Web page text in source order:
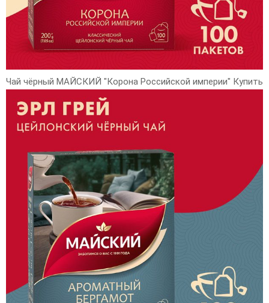
Чай чёрный МАЙСКИЙ "Корона Российской империи" Купить